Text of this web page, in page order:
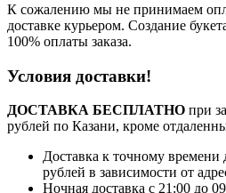
К сожалению мы не принимаем
доставке курьером. Создание
100% оплаты заказа.
Условия доставки!
ДОСТАВКА БЕСПЛАТНО при
рублей по Казани, кроме
Доставка к точному
рублей в зависимости от
Ночная доставка с 21:00 до